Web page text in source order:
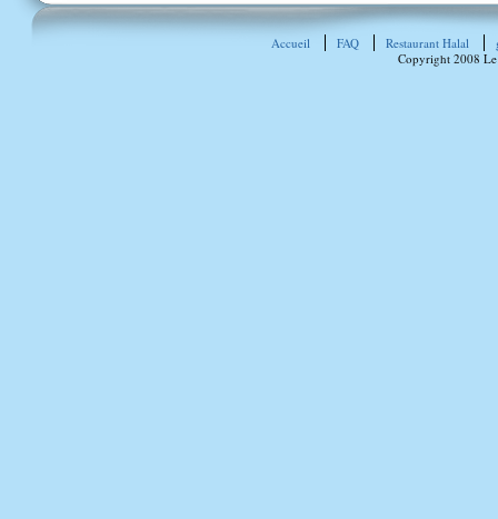
Accueil FAQ Restaurant Halal
Copyright 2008